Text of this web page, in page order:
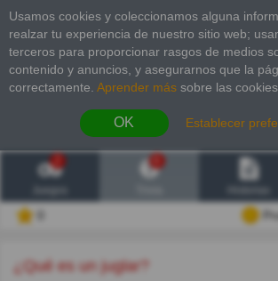
Usamos cookies y coleccionamos alguna
realzar tu experiencia de nuestro sitio web;
terceros para proporcionar rasgos de medios
contenido y anuncios, y asegurarnos que la
correctamente. Aprender más sobre las
OK Establecer
2
¿Qué es un juglar?